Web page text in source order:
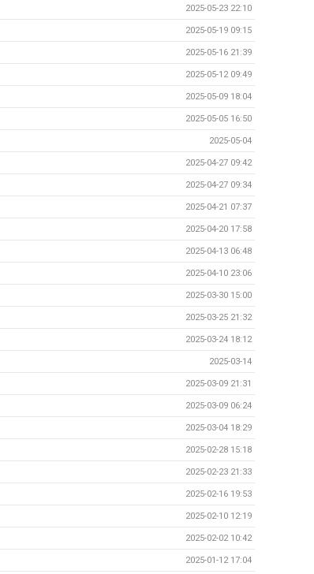
2025-05-23 22:10
2025-05-19 09:15
2025-05-16 21:39
2025-05-12 09:49
2025-05-09 18:04
2025-05-05 16:50
2025-05-04
2025-04-27 09:42
2025-04-27 09:34
2025-04-21 07:37
2025-04-20 17:58
2025-04-13 06:48
2025-04-10 23:06
2025-03-30 15:00
2025-03-25 21:32
2025-03-24 18:12
2025-03-14
2025-03-09 21:31
2025-03-09 06:24
2025-03-04 18:29
2025-02-28 15:18
2025-02-23 21:33
2025-02-16 19:53
2025-02-10 12:19
2025-02-02 10:42
2025-01-12 17:04